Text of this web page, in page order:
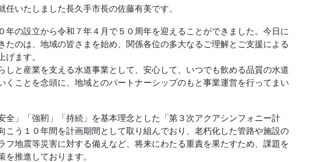
任いたしました長久手市長の佐藤有美です。
の設立から令和７年４月で５０周年を迎えることができました。今日に
たのは、地域の皆さまを始め、関係各位の多大なるご理解とご支援による
げます。
しと産業を支える水道事業として、安心して、いつでも飲める品質の水道
くことを念頭に、地域とのパートナーシップのもと事業運営を行ってまい
」「強靭」「持続」を基本理念とした「第３次アクアシンフォニー計
こう１０年間を計画期間として取り組んでおり、老朽化した管路や施設の
フ地震等災害に対する備えなど、将来にわたる重責を果たすため、課題を
を推進しております。